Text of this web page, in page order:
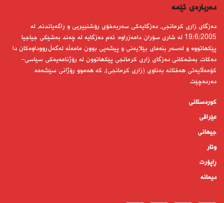
دەربارەى ئێمە
دەزگای زاری كرمانجی، دەزگایەكی سەربەخۆی رۆشنبیریی و راگەیاندنە، لە
19/6/2005 لە شاری سۆران دامەزراوە. ئەم دەزگایە لە چەند بەشێكی جیاجیا
پێكهاتووە و لەسەر بنەمای بێلایەنی و پیشەیی بوون مامەڵە لەگەڵ رووداوەكان دا
دەكات. بەشەكانی دەزگای زاری كرمانجی پێكهاتوون لە رۆژنامەیەكی سیاسی-
كۆمەڵایەتی هەفتانە بەناوی (زاری كرمانجی)، كە هەموو رۆژانی سێشەمە
دەردەچێت.
کوردستانى
عێراقی
جیهانى
وتار
ڕاپۆرت
دیمانە